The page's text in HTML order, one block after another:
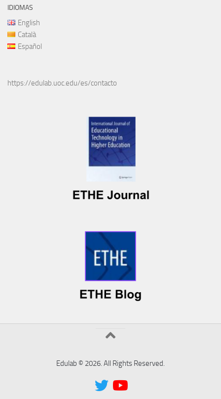
IDIOMAS
English
Català
Español
https://edulab.uoc.edu/es/contacto
Edulab © 2026. All Rights Reserved.